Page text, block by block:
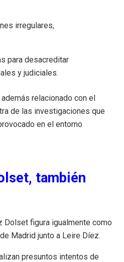
irregulares,
para desacreditar
y judiciales.
relacionado con el
de las investigaciones que
en el entorno
también
Dolset figura igualmente como
Madrid junto a Leire Díez.
presuntos intentos de